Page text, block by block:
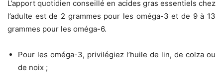
L’apport quotidien conseillé en acides gras essentiels chez
l’adulte est de 2 grammes pour les oméga-3 et de 9 à 13
grammes pour les oméga-6.
Pour les oméga-3, privilégiez l’huile de lin, de colza ou
de noix ;